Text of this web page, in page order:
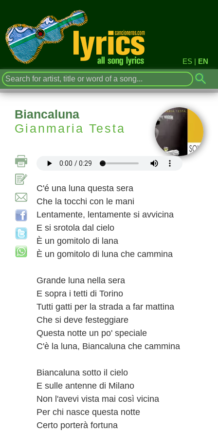
ES | EN
Biancaluna
Gianmaria Testa
C'é una luna questa sera
Che la tocchi con le mani
Lentamente, lentamente si avvicina
E si srotola dal cielo
È un gomitolo di lana
È un gomitolo di luna che cammina
Grande luna nella sera
E sopra i tetti di Torino
Tutti gatti per la strada a far mattina
Che si deve festeggiare
Questa notte un po' speciale
C'è la luna, Biancaluna che cammina
Biancaluna sotto il cielo
E sulle antenne di Milano
Non l'avevi vista mai così vicina
Per chi nasce questa notte
Certo porterà fortuna